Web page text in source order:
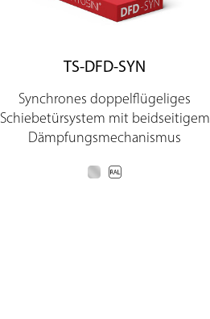
TS-DFD-SYN
Synchrones doppelflügeliges
Schiebetürsystem mit beidseitigem
Dämpfungsmechanismus